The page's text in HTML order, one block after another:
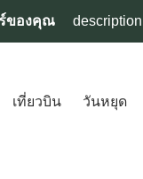
ร์ของคุณ description
เที่ยวบิน วันหยุด